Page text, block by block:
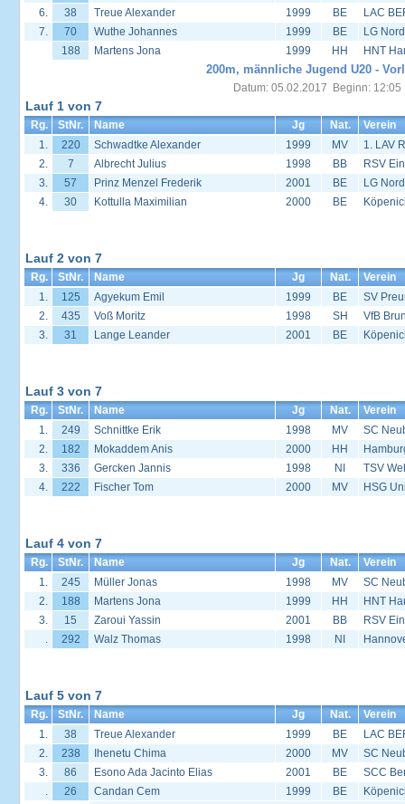
6.
38 Treue Alexander 1999 BE
LAC
7.
70 Wuthe Johannes 1999 BE
LG
188
Martens Jona 1999 HH HNT
200m, männliche Jugend U20 -
Datum: 05.02.2017 Beginn: 12:05
Lauf 1 von 7
Rg. StNr. Name Jg Nat.
Verein
1.
220 Schwadtke Alexander 1999 MV
1. LAV
2.
7 Albrecht Julius 1998 BB
RSV
3.
57 Prinz Menzel Frederik 2001 BE
LG
4.
30 Kottulla Maximilian 2000 BE
Lauf 2 von 7
Rg. StNr. Name Jg Nat.
Verein
1.
125 Agyekum Emil 1999 BE
SV
2.
435 Voß Moritz 1998 SH
VfB
3.
31 Lange Leander 2001 BE
Lauf 3 von 7
Rg. StNr. Name Jg Nat.
Verein
1.
249 Schnittke Erik 1998 MV
SC
2.
182 Mokaddem Anis 2000 HH
3.
336 Gercken Jannis 1998 NI
TSV
4.
222 Fischer Tom 2000 MV HSG
Lauf 4 von 7
Rg. StNr. Name Jg Nat.
Verein
1.
245 Müller Jonas 1998 MV
SC
2.
188 Martens Jona 1999 HH
HNT
3.
15 Zaroui Yassin 2001 BB
RSV
.
292 Walz Thomas 1998 NI
Lauf 5 von 7
Rg. StNr. Name Jg Nat.
Verein
1.
38 Treue Alexander 1999 BE
LAC
2.
238 Ihenetu Chima 2000 MV
SC
3.
86 Esono Ada Jacinto Elias 2001 BE
SCC
.
26 Candan Cem 1999 BE